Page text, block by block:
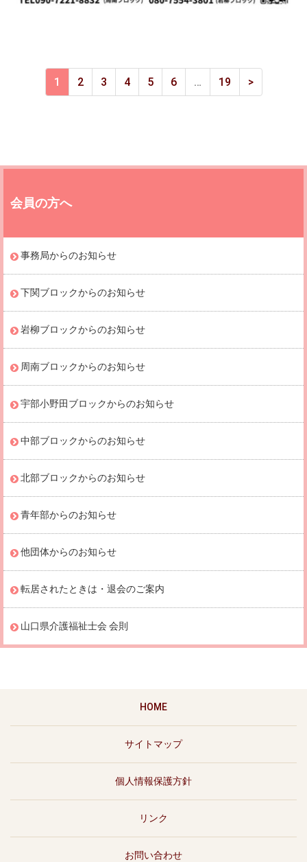
1 2 3 4 5 6 … 19 >
会員の方へ
事務局からのお知らせ
下関ブロックからのお知らせ
岩柳ブロックからのお知らせ
周南ブロックからのお知らせ
宇部小野田ブロックからのお知らせ
中部ブロックからのお知らせ
北部ブロックからのお知らせ
青年部からのお知らせ
他団体からのお知らせ
転居されたときは・退会のご案内
山口県介護福祉士会 会則
HOME
サイトマップ
個人情報保護方針
リンク
お問い合わせ